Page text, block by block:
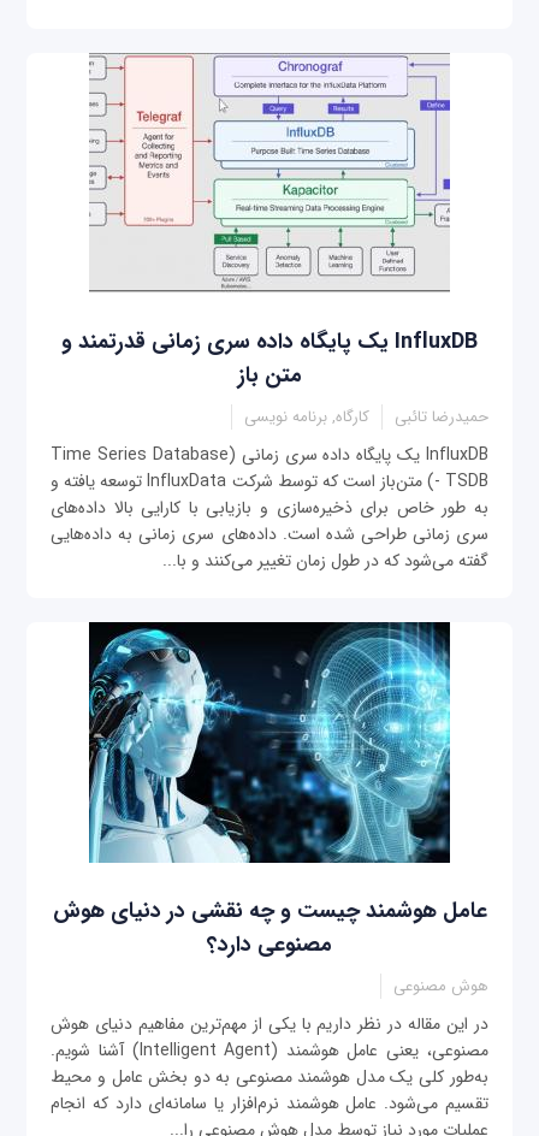
InfluxDB یک پایگاه داده سری زمانی قدرتمند و
متن باز
حمیدرضا تائبی کارگاه, برنامه نویسی
InfluxDB یک پایگاه داده سری زمانی (Time Series Database
- TSDB) متن‌باز است که توسط شرکت InfluxData توسعه یافته و
به طور خاص برای ذخیره‌سازی و بازیابی با کارایی بالا داده‌های
سری زمانی طراحی شده است. داده‌های سری زمانی به داده‌هایی
گفته می‌شود که در طول زمان تغییر می‌کنند و با...
عامل هوشمند چیست و چه نقشی در دنیای هوش
مصنوعی دارد؟
هوش مصنوعی
در این مقاله در نظر داریم با یکی از مهم‌ترین مفاهیم دنیای هوش
مصنوعی، یعنی عامل هوشمند (Intelligent Agent) آشنا شویم.
به‌طور کلی یک مدل هوشمند مصنوعی به دو بخش عامل و محیط
تقسیم می‌شود. عامل هوشمند نرم‌افزار یا سامانه‌ای دارد که انجام
عملیات مورد نیاز توسط مدل هوش مصنوعی را...